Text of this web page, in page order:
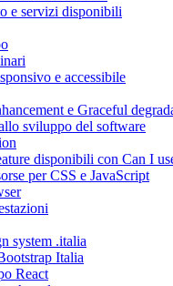
e servizi disponibili
e accessibile
e Graceful
sviluppo del software
disponibili con Can I
per CSS e JavaScript
system .italia
Italia
React